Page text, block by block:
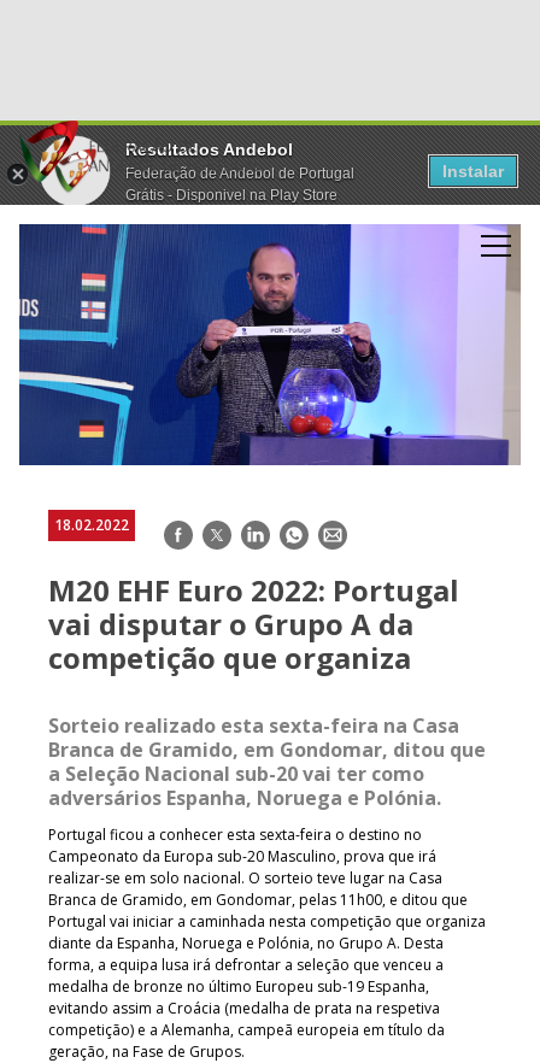
Resultados Andebol
Federação de Andebol de Portugal
Grátis - Disponivel na Play Store
Instalar
18.02.2022 Facebook
TwitterLinkedInWhatsApp
E-
M20 EHF Euro 2022: Portugal
vai disputar o Grupo A da
competição que organiza
Sorteio realizado esta sexta-feira na Casa
Branca de Gramido, em Gondomar, ditou que
a Seleção Nacional sub-20 vai ter como
adversários Espanha, Noruega e Polónia.
Portugal ficou a conhecer esta sexta-feira o destino no
Campeonato da Europa sub-20 Masculino, prova que irá
realizar-se em solo nacional. O sorteio teve lugar na Casa
Branca de Gramido, em Gondomar, pelas 11h00, e ditou que
Portugal vai iniciar a caminhada nesta competição que organiza
diante da Espanha, Noruega e Polónia, no Grupo A. Desta
forma, a equipa lusa irá defrontar a seleção que venceu a
medalha de bronze no último Europeu sub-19 Espanha,
evitando assim a Croácia (medalha de prata na respetiva
competição) e a Alemanha, campeã europeia em título da
geração, na Fase de Grupos.